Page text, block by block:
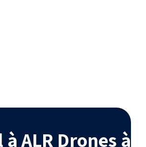
ALR Drones à